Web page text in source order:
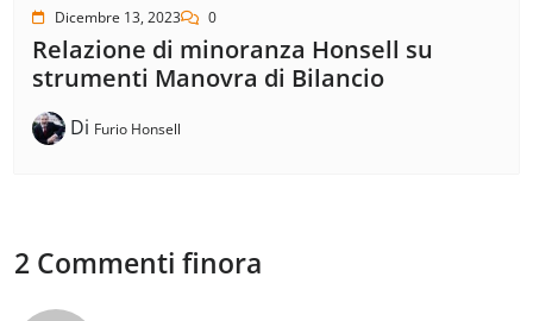
Dicembre 13, 2023 0
Relazione di minoranza Honsell su
strumenti Manovra di Bilancio
Di Furio Honsell
2 Commenti finora